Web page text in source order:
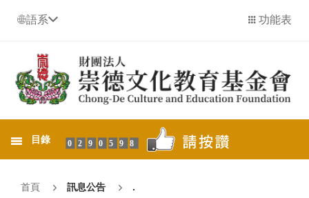
語系 功能表
目錄 0290598
首頁 訊息公告 .